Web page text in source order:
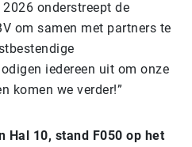
2026 onderstreept de
om samen met partners te
iedereen uit om onze
komen we verder!”
Hal 10, stand F050 op het